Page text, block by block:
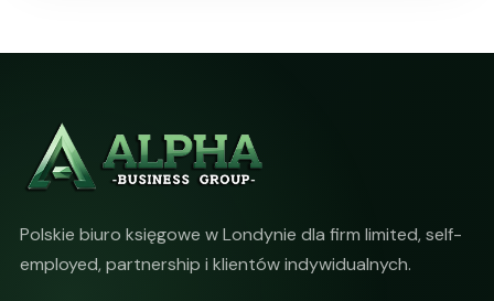
Polskie biuro księgowe w Londynie dla firm limited, self-
employed, partnership i klientów indywidualnych.